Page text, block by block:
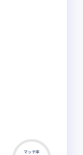
マッチ率